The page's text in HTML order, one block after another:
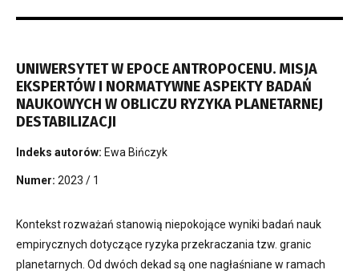
UNIWERSYTET W EPOCE ANTROPOCENU. MISJA
EKSPERTÓW I NORMATYWNE ASPEKTY BADAŃ
NAUKOWYCH W OBLICZU RYZYKA PLANETARNEJ
DESTABILIZACJI
Indeks autorów: Ewa Bińczyk
Numer: 2023 / 1
Kontekst rozważań stanowią niepokojące wyniki badań nauk
empirycznych dotyczące ryzyka przekraczania tzw. granic
planetarnych. Od dwóch dekad są one nagłaśniane w ramach